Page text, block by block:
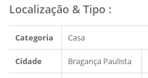
Localização & Tipo :
Categoria Casa
Cidade Bragança Paulista